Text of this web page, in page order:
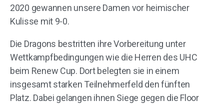
2020 gewannen unsere Damen vor heimischer
Kulisse mit 9-0.
Die Dragons bestritten ihre Vorbereitung unter
Wettkampfbedingungen wie die Herren des UHC
beim Renew Cup. Dort belegten sie in einem
insgesamt starken Teilnehmerfeld den fünften
Platz. Dabei gelangen ihnen Siege gegen die Floor